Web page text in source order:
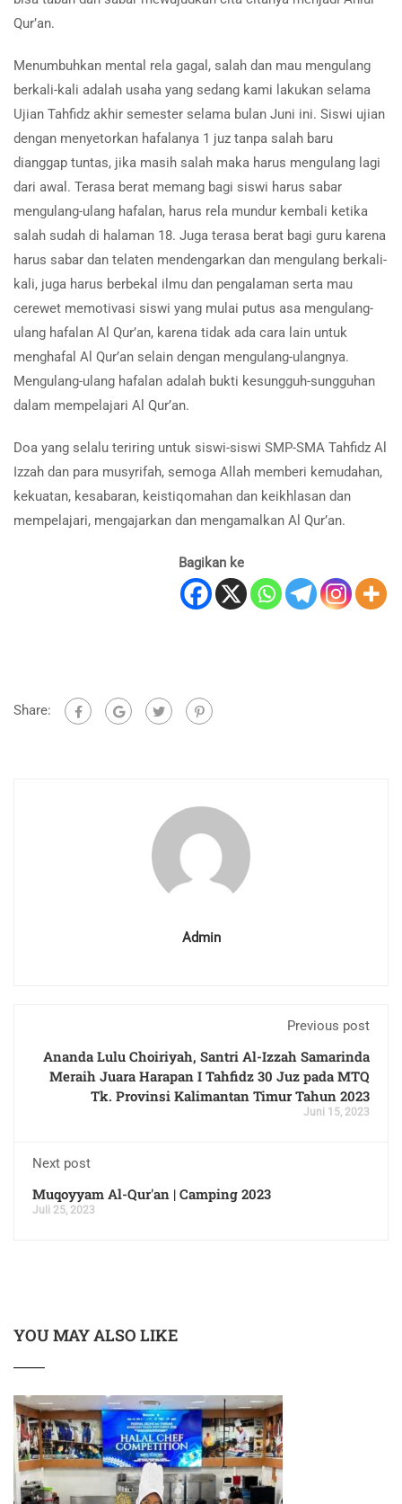
Qur’an.
Menumbuhkan mental rela gagal, salah dan mau mengulang
berkali-kali adalah usaha yang sedang kami lakukan selama
Ujian Tahfidz akhir semester selama bulan Juni ini. Siswi ujian
dengan menyetorkan hafalanya 1 juz tanpa salah baru
dianggap tuntas, jika masih salah maka harus mengulang lagi
dari awal. Terasa berat memang bagi siswi harus sabar
mengulang-ulang hafalan, harus rela mundur kembali ketika
salah sudah di halaman 18. Juga terasa berat bagi guru karena
harus sabar dan telaten mendengarkan dan mengulang berkali-
kali, juga harus berbekal ilmu dan pengalaman serta mau
cerewet memotivasi siswi yang mulai putus asa mengulang-
ulang hafalan Al Qur’an, karena tidak ada cara lain untuk
menghafal Al Qur’an selain dengan mengulang-ulangnya.
Mengulang-ulang hafalan adalah bukti kesungguh-sungguhan
dalam mempelajari Al Qur’an.
Doa yang selalu teriring untuk siswi-siswi SMP-SMA Tahfidz Al
Izzah dan para musyrifah, semoga Allah memberi kemudahan,
kekuatan, kesabaran, keistiqomahan dan keikhlasan dan
mempelajari, mengajarkan dan mengamalkan Al Qur’an.
Bagikan ke
Share:
Admin
Previous post
Ananda Lulu Choiriyah, Santri Al-Izzah Samarinda
Meraih Juara Harapan I Tahfidz 30 Juz pada MTQ
Tk. Provinsi Kalimantan Timur Tahun 2023
Juni 15, 2023
Next post
Muqoyyam Al-Qur'an | Camping 2023
Juli 25, 2023
YOU MAY ALSO LIKE